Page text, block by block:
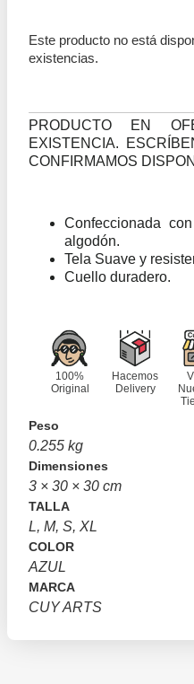
Este producto no está
existencias.
PRODUCTO EN
EXISTENCIA.
CONFIRMAMOS
Confeccionada
algodón.
Tela Suave y
Cuello duradero.
100%
Original
Hacemos
Delivery
Peso
0.255 kg
Dimensiones
3 × 30 × 30 cm
TALLA
L, M, S, XL
COLOR
AZUL
MARCA
CUY ARTS